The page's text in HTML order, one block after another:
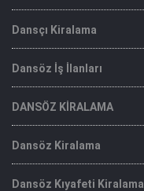
Dansçı Kiralama
Dansöz İş İlanları
DANSÖZ KİRALAMA
Dansöz Kiralama
Dansöz Kıyafeti Kiralama